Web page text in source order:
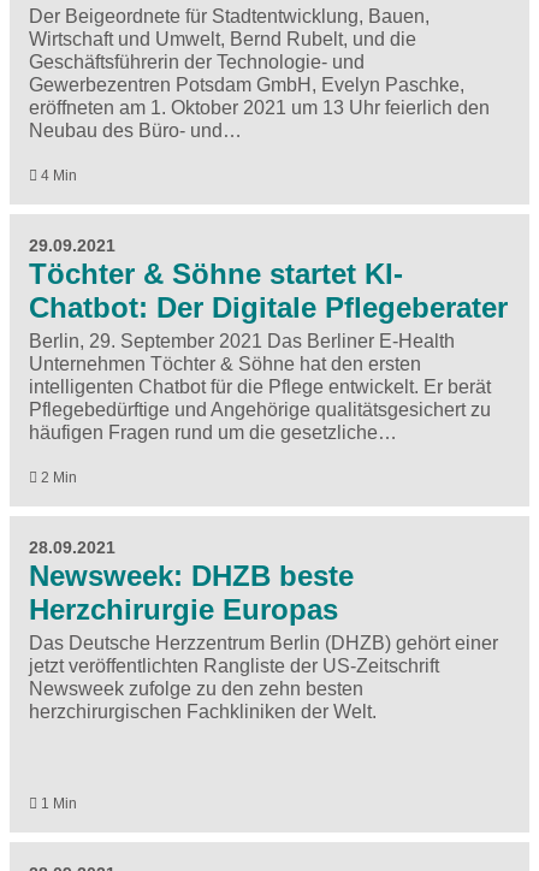
Der Beigeordnete für Stadtentwicklung, Bauen,
Wirtschaft und Umwelt, Bernd Rubelt, und die
Geschäftsführerin der Technologie- und
Gewerbezentren Potsdam GmbH, Evelyn Paschke,
eröffneten am 1. Oktober 2021 um 13 Uhr feierlich den
Neubau des Büro- und…
4 Min
29.09.2021
Töchter & Söhne startet KI-
Chatbot: Der Digitale Pflegeberater
Berlin, 29. September 2021 Das Berliner E-Health
Unternehmen Töchter & Söhne hat den ersten
intelligenten Chatbot für die Pflege entwickelt. Er berät
Pflegebedürftige und Angehörige qualitätsgesichert zu
häufigen Fragen rund um die gesetzliche…
2 Min
28.09.2021
Newsweek: DHZB beste
Herzchirurgie Europas
Das Deutsche Herzzentrum Berlin (DHZB) gehört einer
jetzt veröffentlichten Rangliste der US-Zeitschrift
Newsweek zufolge zu den zehn besten
herzchirurgischen Fachkliniken der Welt.
1 Min